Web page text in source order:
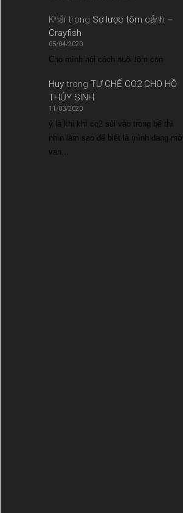
Khải trong Sơ lược tôm cảnh –
Crayfish
05/04/2020
Cho mình hỏi cách nuôi tôm con
Huytrong TỰ CHẾ CO2 CHO HỒ
THỦY SINH
11/03/2020
ý là khi khí co2 sủi vào trong bể thì
nhìn làm sao để biết là mình đang mở
van…